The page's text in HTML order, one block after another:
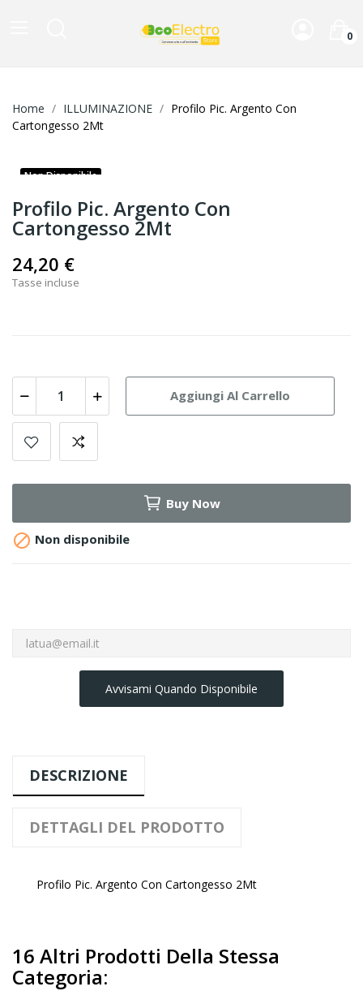
0
Home ILLUMINAZIONE
Profilo Pic. Argento Con
Cartongesso 2Mt
Non Disponibile
Profilo Pic. Argento Con
Cartongesso 2Mt
24,20 €
Tasse incluse
Aggiungi Al Carrello
Buy Now
 Non disponibile
Avvisami Quando Disponibile
DESCRIZIONE
DETTAGLI DEL PRODOTTO
Profilo Pic. Argento Con Cartongesso 2Mt
16 Altri Prodotti Della Stessa
Categoria: